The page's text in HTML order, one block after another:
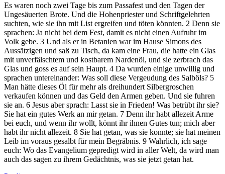
Es waren noch zwei Tage bis zum Passafest und den Tagen der
Ungesäuerten Brote. Und die Hohenpriester und Schriftgelehrten
suchten, wie sie ihn mit List ergreifen und töten könnten. 2 Denn sie
sprachen: Ja nicht bei dem Fest, damit es nicht einen Aufruhr im
Volk gebe. 3 Und als er in Betanien war im Hause Simons des
Aussätzigen und saß zu Tisch, da kam eine Frau, die hatte ein Glas
mit unverfälschtem und kostbarem Nardenöl, und sie zerbrach das
Glas und goss es auf sein Haupt. 4 Da wurden einige unwillig und
sprachen untereinander: Was soll diese Vergeudung des Salböls? 5
Man hätte dieses Öl für mehr als dreihundert Silbergroschen
verkaufen können und das Geld den Armen geben. Und sie fuhren
sie an. 6 Jesus aber sprach: Lasst sie in Frieden! Was betrübt ihr sie?
Sie hat ein gutes Werk an mir getan. 7 Denn ihr habt allezeit Arme
bei euch, und wenn ihr wollt, könnt ihr ihnen Gutes tun; mich aber
habt ihr nicht allezeit. 8 Sie hat getan, was sie konnte; sie hat meinen
Leib im voraus gesalbt für mein Begräbnis. 9 Wahrlich, ich sage
euch: Wo das Evangelium gepredigt wird in aller Welt, da wird man
auch das sagen zu ihrem Gedächtnis, was sie jetzt getan hat.